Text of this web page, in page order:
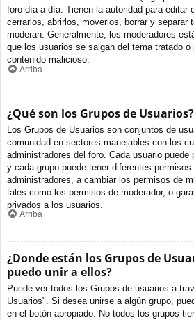
foro día a día. Tienen la autoridad para editar
cerrarlos, abrirlos, moverlos, borrar y separar
moderan. Generalmente, los moderadores
que los usuarios se salgan del tema tratado o
contenido malicioso.
Arriba
¿Qué son los Grupos de Usuarios?
Los Grupos de Usuarios son conjuntos de
comunidad en sectores manejables con los
administradores del foro. Cada usuario puede
y cada grupo puede tener diferentes
administradores, a cambiar los permisos de
tales como los permisos de moderador, o
privados a los usuarios.
Arriba
¿Donde están los Grupos de
puedo unir a ellos?
Puede ver todos los Grupos de usuarios a
Usuarios". Si desea unirse a algún grupo,
en el botón apropiado. No todos los grupos